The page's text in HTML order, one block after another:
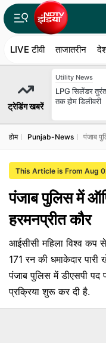
LIVE टीवी ताजातरीन
ट्रेडिंग खबरें
Utility News
LPG सिलेंडर
तक होम डिलीवरी
होम Punjab-News पंजाब
This Article is From Aug
पंजाब पुलिस में
हरमनप्रीत कौर
आईसीसी महिला विश्व कप
171 रन की धमाकेदार
पंजाब पुलिस में डीएसपी
प्रक्रिया शुरू कर दी है.